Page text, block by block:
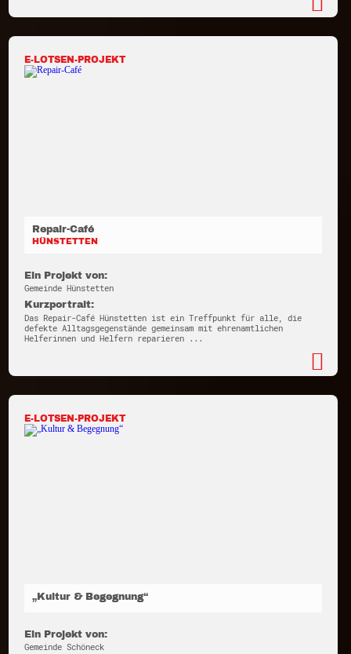
E-LOTSEN-PROJEKT
Repair-Café
HÜNSTETTEN
Ein Projekt von:
Gemeinde Hünstetten
Kurzportrait:
Das Repair-Café Hünstetten ist ein Treffpunkt für alle, die
defekte Alltagsgegenstände gemeinsam mit ehrenamtlichen
Helferinnen und Helfern reparieren ...
E-LOTSEN-PROJEKT
„Kultur & Begegnung“
Ein Projekt von:
Gemeinde Schöneck